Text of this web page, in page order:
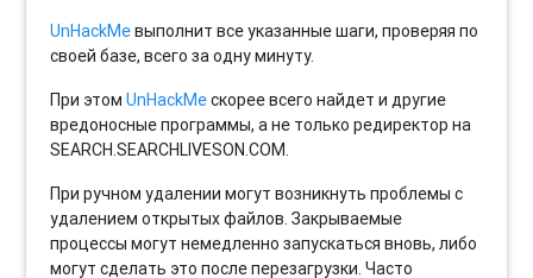
UnHackMeвыполнит все указанные шаги, проверяя по
своей базе, всего за одну минуту.
При этомUnHackMeскорее всего найдет и другие
вредоносные программы, а не только редиректор на
SEARCH.SEARCHLIVESON.COM.
При ручном удалении могут возникнуть проблемы с
удалением открытых файлов. Закрываемые
процессы могут немедленно запускаться вновь, либо
могут сделать это после перезагрузки. Часто